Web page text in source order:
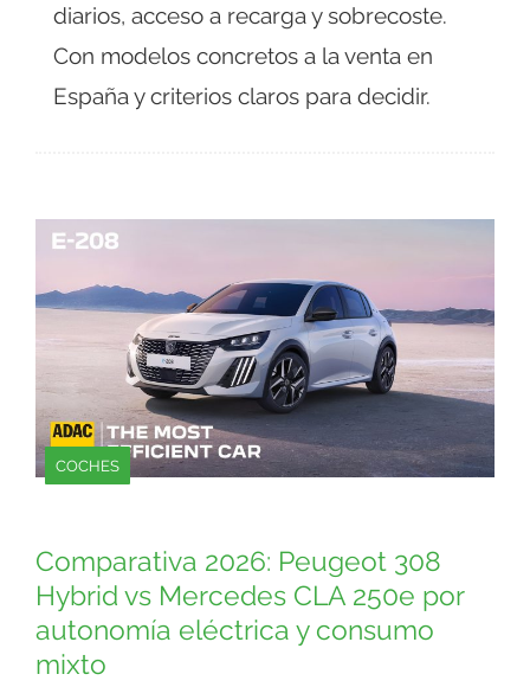
diarios, acceso a recarga y sobrecoste.
Con modelos concretos a la venta en
España y criterios claros para decidir.
COCHES
Comparativa 2026: Peugeot 308
Hybrid vs Mercedes CLA 250e por
autonomía eléctrica y consumo
mixto